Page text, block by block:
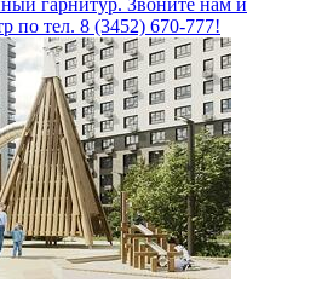
гарнитур. Звоните нам и
по тел. 8 (3452) 670-777!